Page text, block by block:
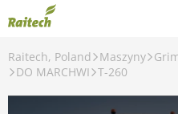
Raitech, Poland Maszyny
DO MARCHWI T-260
Maszyny